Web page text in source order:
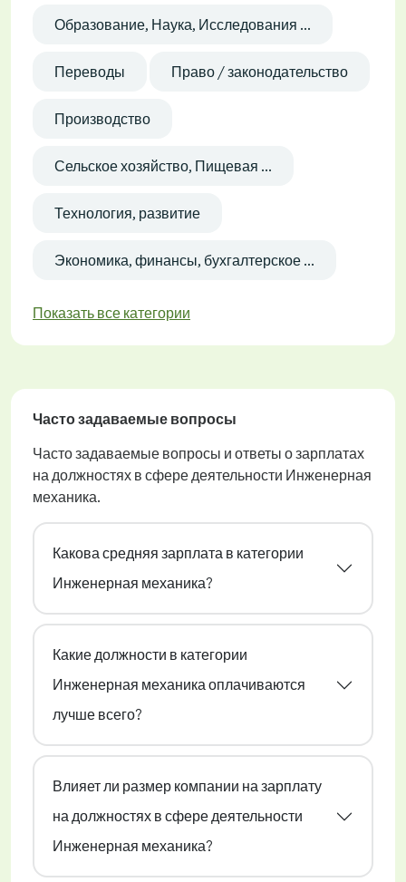
Образование, Наука, Исследования ...
Переводы Право / законодательство
Производство
Сельское хозяйство, Пищевая ...
Технология, развитие
Экономика, финансы, бухгалтерское ...
Показать все категории
Часто задаваемые вопросы
Часто задаваемые вопросы и ответы о зарплатах
на должностях в сфере деятельности Инженерная
механика.
Какова средняя зарплата в категории
Инженерная механика?
Какие должности в категории
Инженерная механика оплачиваются
лучше всего?
Влияет ли размер компании на зарплату
на должностях в сфере деятельности
Инженерная механика?